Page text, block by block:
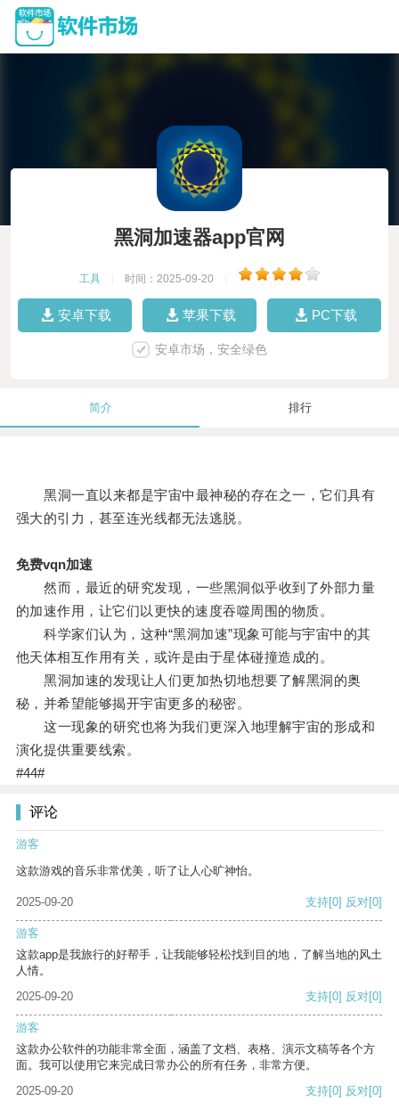
黑洞加速器app官网
工具 时间：2025-09-20
安卓下载 苹果下载 PC下载
安卓市场，安全绿色
简介 排行
黑洞一直以来都是宇宙中最神秘的存在之一，它们具有
强大的引力，甚至连光线都无法逃脱。
免费vqn加速
然而，最近的研究发现，一些黑洞似乎收到了外部力量
的加速作用，让它们以更快的速度吞噬周围的物质。
科学家们认为，这种“黑洞加速”现象可能与宇宙中的其
他天体相互作用有关，或许是由于星体碰撞造成的。
黑洞加速的发现让人们更加热切地想要了解黑洞的奥
秘，并希望能够揭开宇宙更多的秘密。
这一现象的研究也将为我们更深入地理解宇宙的形成和
演化提供重要线索。
#44#
评论
游客
这款游戏的音乐非常优美，听了让人心旷神怡。
2025-09-20 支持[0] 反对[0]
游客
这款app是我旅行的好帮手，让我能够轻松找到目的地，了解当地的风土
人情。
2025-09-20
支持[0] 反对[0]
游客
这款办公软件的功能非常全面，涵盖了文档、表格、演示文稿等各个方
面。我可以使用它来完成日常办公的所有任务，非常方便。
2025-09-20
支持[0] 反对[0]